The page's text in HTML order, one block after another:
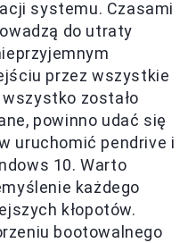
systemu. Czasami
do utraty
przez wszystkie
zostało
powinno udać się
uruchomić pendrive i
10. Warto
każdego
kłopotów.
bootowalnego